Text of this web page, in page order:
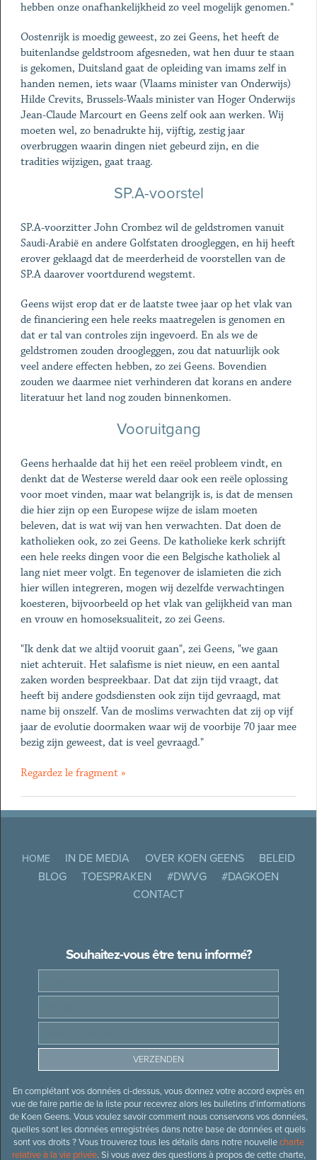
hebben onze onafhankelijkheid zo veel mogelijk genomen."
Oostenrijk is moedig geweest, zo zei Geens, het heeft de
buitenlandse geldstroom afgesneden, wat hen duur te staan
is gekomen, Duitsland gaat de opleiding van imams zelf in
handen nemen, iets waar (Vlaams minister van Onderwijs)
Hilde Crevits, Brussels-Waals minister van Hoger Onderwijs
Jean-Claude Marcourt en Geens zelf ook aan werken. Wij
moeten wel, zo benadrukte hij, vijftig, zestig jaar
overbruggen waarin dingen niet gebeurd zijn, en die
tradities wijzigen, gaat traag.
SP.A-voorstel
SP.A-voorzitter John Crombez wil de geldstromen vanuit
Saudi-Arabië en andere Golfstaten droogleggen, en hij heeft
erover geklaagd dat de meerderheid de voorstellen van de
SP.A daarover voortdurend wegstemt.
Geens wijst erop dat er de laatste twee jaar op het vlak van
de financiering een hele reeks maatregelen is genomen en
dat er tal van controles zijn ingevoerd. En als we de
geldstromen zouden droogleggen, zou dat natuurlijk ook
veel andere effecten hebben, zo zei Geens. Bovendien
zouden we daarmee niet verhinderen dat korans en andere
literatuur het land nog zouden binnenkomen.
Vooruitgang
Geens herhaalde dat hij het een reëel probleem vindt, en
denkt dat de Westerse wereld daar ook een reële oplossing
voor moet vinden, maar wat belangrijk is, is dat de mensen
die hier zijn op een Europese wijze de islam moeten
beleven, dat is wat wij van hen verwachten. Dat doen de
katholieken ook, zo zei Geens. De katholieke kerk schrijft
een hele reeks dingen voor die een Belgische katholiek al
lang niet meer volgt. En tegenover de islamieten die zich
hier willen integreren, mogen wij dezelfde verwachtingen
koesteren, bijvoorbeeld op het vlak van gelijkheid van man
en vrouw en homoseksualiteit, zo zei Geens.
"Ik denk dat we altijd vooruit gaan", zei Geens, "we gaan
niet achteruit. Het salafisme is niet nieuw, en een aantal
zaken worden bespreekbaar. Dat dat zijn tijd vraagt, dat
heeft bij andere godsdiensten ook zijn tijd gevraagd, mat
name bij onszelf. Van de moslims verwachten dat zij op vijf
jaar de evolutie doormaken waar wij de voorbije 70 jaar mee
bezig zijn geweest, dat is veel gevraagd."
Regardez le fragment »
HOME IN DE MEDIA OVER KOEN GEENS
BELEID
BLOG
TOESPRAKEN #DWVG
#DAGKOEN
CONTACT
Souhaitez-vous être tenu informé?
En complétant vos données ci-dessus, vous donnez votre accord exprès en
vue de faire partie de la liste pour recevrez alors les bulletins d’informations
de Koen Geens. Vous voulez savoir comment nous conservons vos données,
quelles sont les données enregistrées dans notre base de données et quels
sont vos droits ? Vous trouverez tous les détails dans notre nouvellecharte
relative à la vie privée. Si vous avez des questions à propos de cette charte,